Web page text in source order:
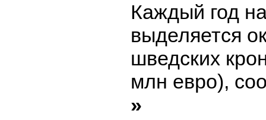
Каждый год
выделяется
шведских
млн евро),
»